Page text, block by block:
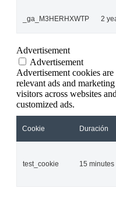
_ga_M3HERHXWTP 2
Advertisement
Advertisement
Advertisement cookies
relevant ads and
visitors across websites
customized ads.
Cookie Duración
test_cookie 15 minutes